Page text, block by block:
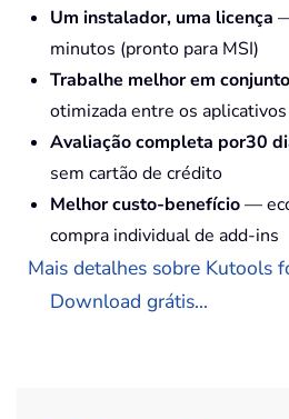
Um instalador, uma licença
minutos (pronto para MSI)
Trabalhe melhor em conjunto
otimizada entre os
Avaliação completa por30
sem cartão de crédito
Melhor custo-benefício—
compra individual de add-ins
Mais detalhes sobre Kutools
Download grátis...